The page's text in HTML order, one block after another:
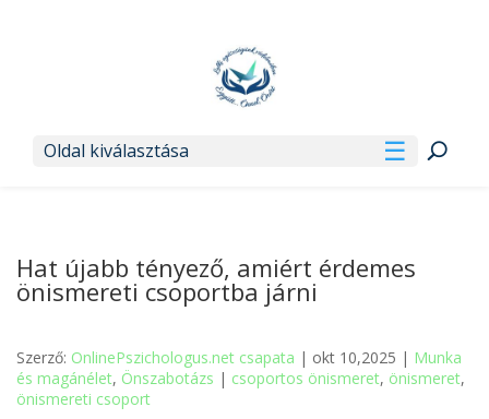
Oldal kiválasztása
Hat újabb tényező, amiért érdemes
önismereti csoportba járni
Szerző: OnlinePszichologus.net csapata | okt 10,2025 | Munka
és magánélet, Önszabotázs | csoportos önismeret, önismeret,
önismereti csoport